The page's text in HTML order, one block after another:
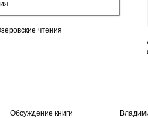
чтения
Обсуждение книги